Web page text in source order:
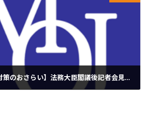
法務省｜【失踪対策のおさらい】法務大臣閣議後記者会見の概要【令和６年９月６日（金）】